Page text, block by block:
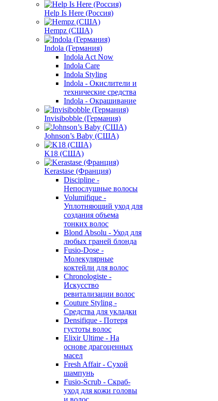
Help Is Here (Россия)
Hempz (США)
Indola (Германия)
Indola Act Now
Indola Care
Indola Styling
Indola - Окислители и
технические средства
Indola - Окрашивание
Invisibobble (Германия)
Johnson’s Baby (США)
K18 (США)
Kerastase (Франция)
Discipline -
Непослушные волосы
Volumifique -
Уплотняющий уход для
создания объема
тонких волос
Blond Absolu - Уход для
любых граней блонда
Fusio-Dose -
Молекулярные
коктейли для волос
Chronologiste -
Искусство
ревитализации волос
Couture Styling -
Средства для укладки
Densifique - Потеря
густоты волос
Elixir Ultime - На
основе драгоценных
масел
Fresh Affair - Сухой
шампунь
Fusio-Scrub - Скраб-
уход для кожи головы
и волос